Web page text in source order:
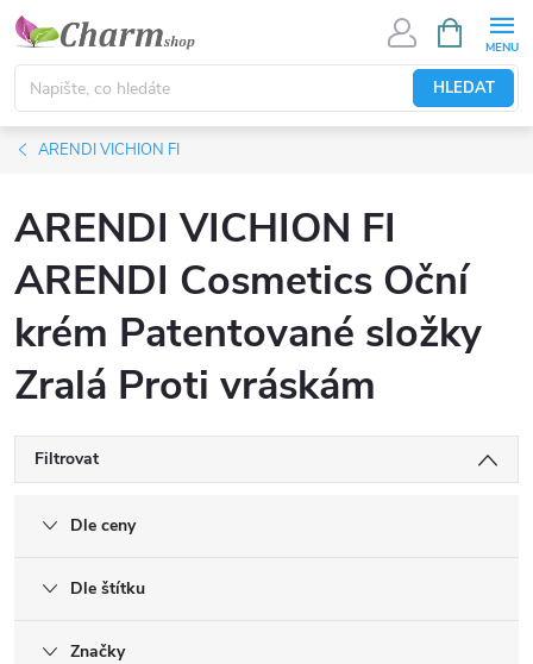
Přejít
obsah
HLEDAT
NÁKUPNÍ
KOŠÍK
ARENDI VICHION FI
ARENDI VICHION FI
ARENDI Cosmetics Oční
krém Patentované složky
Zralá Proti vráskám
Filtrovat
Dle ceny
Dle štítku
Značky